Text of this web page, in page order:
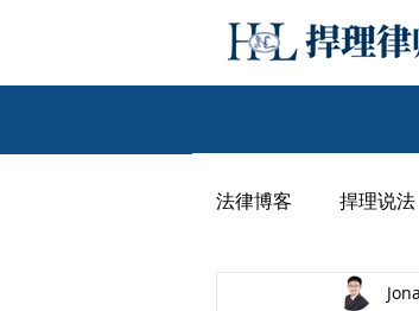
法律博客 捍理说法
其